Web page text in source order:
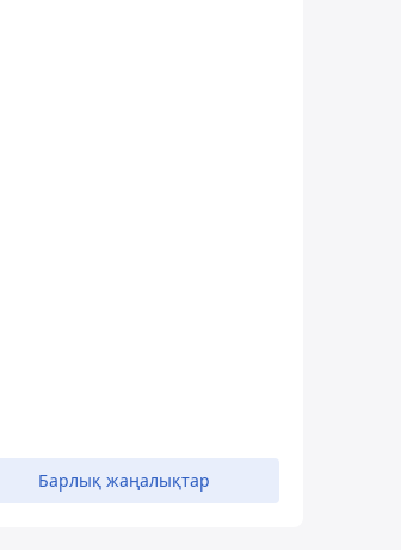
Барлық жаңалықтар